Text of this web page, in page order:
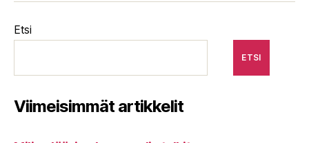
Etsi
ETSI
Viimeisimmät artikkelit